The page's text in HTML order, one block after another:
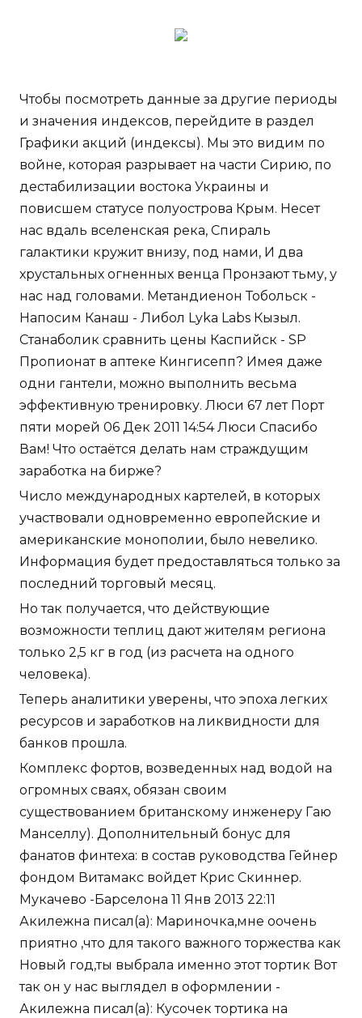
Чтобы посмотреть данные за другие периоды
и значения индексов, перейдите в раздел
Графики акций (индексы). Мы это видим по
войне, которая разрывает на части Сирию, по
дестабилизации востока Украины и
повисшем статусе полуострова Крым. Несет
нас вдаль вселенская река, Спираль
галактики кружит внизу, под нами, И два
хрустальных огненных венца Пронзают тьму, у
нас над головами. Метандиенон Тобольск -
Напосим Канаш - Либол Lyka Labs Кызыл.
Станаболик сравнить цены Каспийск - SP
Пропионат в аптеке Кингисепп? Имея даже
одни гантели, можно выполнить весьма
эффективную тренировку. Люси 67 лет Порт
пяти морей 06 Дек 2011 14:54 Люси Спасибо
Вам! Что остаётся делать нам страждущим
заработка на бирже?
Число международных картелей, в которых
участвовали одновременно европейские и
американские монополии, было невелико.
Информация будет предоставляться только за
последний торговый месяц.
Но так получается, что действующие
возможности теплиц дают жителям региона
только 2,5 кг в год (из расчета на одного
человека).
Теперь аналитики уверены, что эпоха легких
ресурсов и заработков на ликвидности для
банков прошла.
Комплекс фортов, возведенных над водой на
огромных сваях, обязан своим
существованием британскому инженеру Гаю
Манселлу). Дополнительный бонус для
фанатов финтеха: в состав руководства Гейнер
фондом Витамакс войдет Крис Скиннер.
Мукачево -Барселона 11 Янв 2013 22:11
Акилежна писал(а): Мариночка,мне оочень
приятно ,что для такого важного торжества как
Новый год,ты выбрала именно этот тортик Вот
так он у нас выглядел в оформлении -
Акилежна писал(а): Кусочек тортика на